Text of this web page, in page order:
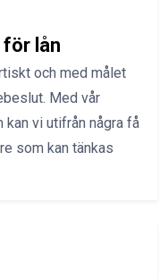
lån
och med målet
Med vår
vi utifrån några få
som kan tänkas